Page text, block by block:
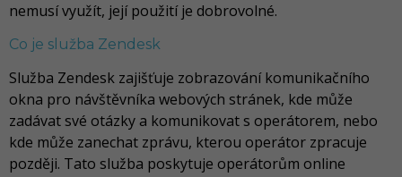
nemusí využít, její použití je dobrovolné.
Co je služba Zendesk
Služba Zendesk zajišťuje zobrazování komunikačního
okna pro návštěvníka webových stránek, kde může
zadávat své otázky a komunikovat s operátorem, nebo
kde může zanechat zprávu, kterou operátor zpracuje
později. Tato služba poskytuje operátorům online